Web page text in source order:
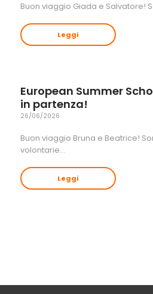
Buon viaggio Giada e Salvatore!
Leggi
European Summer
in partenza!
26/06/2026
Buon viaggio Bruna e Beatrice!
volontarie…
Leggi